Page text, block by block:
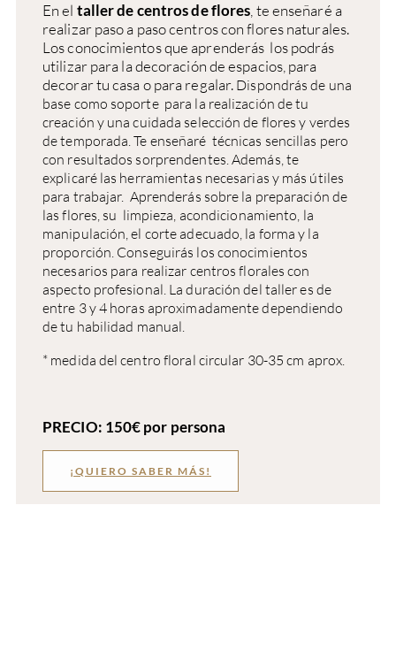
En el taller de centros de flores, te enseñaré a
realizar paso a paso centros con flores naturales.
Los conocimientos que aprenderás los podrás
utilizar para la decoración de espacios, para
decorar tu casa o para regalar. Dispondrás de una
base como soporte para la realización de tu
creación y una cuidada selección de flores y verdes
de temporada. Te enseñaré técnicas sencillas pero
con resultados sorprendentes. Además, te
explicaré las herramientas necesarias y más útiles
para trabajar. Aprenderás sobre la preparación de
las flores, su limpieza, acondicionamiento, la
manipulación, el corte adecuado, la forma y la
proporción. Conseguirás los conocimientos
necesarios para realizar centros florales con
aspecto profesional. La duración del taller es de
entre 3 y 4 horas aproximadamente dependiendo
de tu habilidad manual.
* medida del centro floral circular 30-35 cm aprox.
PRECIO: 150€ por persona
¡QUIERO SABER MÁS!